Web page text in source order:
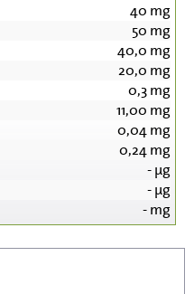
40 mg
50 mg
40,0 mg
20,0 mg
0,3mg
11,00 mg
0,04mg
0,24mg
-µg
-µg
-mg